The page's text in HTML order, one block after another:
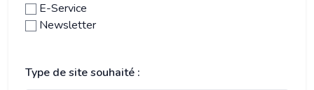
E-Service
Newsletter
Type de site souhaité :